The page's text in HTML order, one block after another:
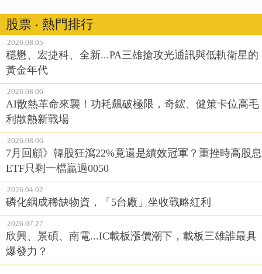
股票 ‧ 熱門排行
2026.08.05
穩懋、宏捷科、全新...PA三雄搶攻光通訊與低軌衛星的
黃金年代
2026.08.06
AI散熱革命來襲！功耗飆破極限，奇鋐、健策卡位高毛
利散熱新戰場
2026.08.06
7月回顧》韓股狂瀉22%竟還是績效冠軍？重挫時高股息
ETF只剩一檔贏過0050
2026.04.02
磷化銦成稀缺物資，「5台廠」坐收戰略紅利
2026.07.27
欣興、景碩、南電...IC載板漲價潮下，載板三雄誰最具
爆發力？